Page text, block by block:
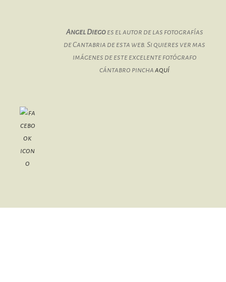
Angel Diegoes el autor de las fotografías
de Cantabria de esta web. Si quieres ver mas
imágenes de este excelente fotógrafo
cántabro pinchaaquí